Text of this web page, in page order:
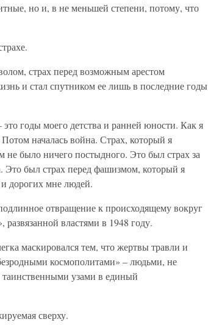
но и, в не меньшей степени, потому, что
страх перед возможным арестом
и стал спутником ее лишь в последние годы
годы моего детства и ранней юности. Как я
началась война. Страх, который я
было ничего постыдного. Это был страх за
Это был страх перед фашизмом, который я
дорогих мне людей.
отвращение к происходящему вокруг
властями в 1948 году.
маскировался тем, что жертвы травли и
космополитами» – людьми, не
узами в единый
сверху.